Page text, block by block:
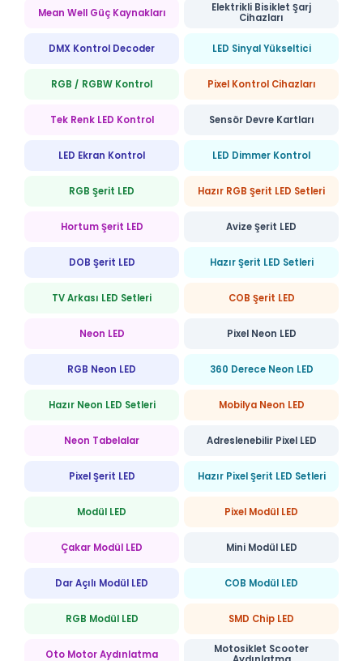
Mean Well Güç Kaynakları
Elektrikli Bisiklet Şarj
Cihazları
DMX Kontrol Decoder LED Sinyal Yükseltici
RGB / RGBW Kontrol Pixel Kontrol Cihazları
Tek Renk LED Kontrol Sensör Devre Kartları
LED Ekran Kontrol LED Dimmer Kontrol
RGB Şerit LED Hazır RGB Şerit LED Setleri
Hortum Şerit LED Avize Şerit LED
DOB Şerit LED Hazır Şerit LED Setleri
TV Arkası LED Setleri COB Şerit LED
Neon LED Pixel Neon LED
RGB Neon LED 360 Derece Neon LED
Hazır Neon LED Setleri Mobilya Neon LED
Neon Tabelalar Adreslenebilir Pixel LED
Pixel Şerit LED Hazır Pixel Şerit LED Setleri
Modül LED Pixel Modül LED
Çakar Modül LED Mini Modül LED
Dar Açılı Modül LED COB Modül LED
RGB Modül LED SMD Chip LED
Oto Motor Aydınlatma
Motosiklet Scooter